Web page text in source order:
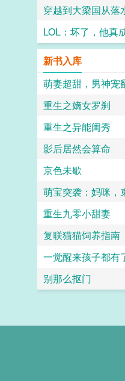
穿越到大梁国从落
LOL：坏了，他真
新书入库
萌妻超甜，男神宠
重生之嫡女罗刹
重生之异能闺秀
影后居然会算命
京色未歇
萌宝突袭：妈咪，
重生九零小甜妻
复联猫猫饲养指南
一觉醒来孩子都有
别那么抠门